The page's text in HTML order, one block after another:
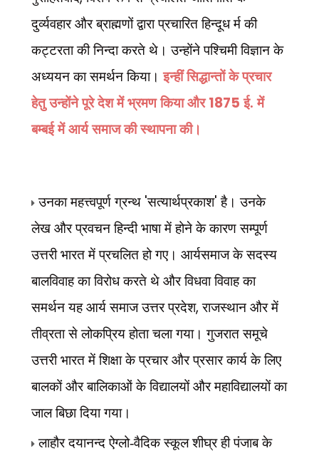
दुर्व्यवहार और ब्राह्मणों द्वारा प्रचारित हिन्दूध र्म की
कट्टरता की निन्दा करते थे। उन्होंने पश्चिमी विज्ञान के
अध्ययन का समर्थन किया।इन्हीं सिद्धान्तों के प्रचार
हेतु उन्होंने पूरे देश में भ्रमण किया और1875 ई. में
बम्बई में आर्य समाज की स्थापना की।
उनका महत्त्वपूर्ण ग्रन्थ 'सत्यार्थप्रकाश'है। उनके
लेख और प्रवचन हिन्दी भाषा में होने के कारण सम्पूर्ण
उत्तरी भारत में प्रचलित हो गए। आर्यसमाज के सदस्य
बालविवाह का विरोध करते थे और विधवा विवाह का
समर्थन यह आर्य समाज उत्तर प्रदेश,राजस्थान और में
तीव्रता से लोकप्रिय होता चला गया। गुजरातसमूचे
उत्तरी भारत में शिक्षा के प्रचार और प्रसार कार्य के लिए
बालकों और बालिकाओं के विद्यालयों और महाविद्यालयों का
जाल बिछा दिया गया।
लाहौर दयानन्द ऐग्लो-वैदिक स्कूल शीघ्र ही पंजाब के